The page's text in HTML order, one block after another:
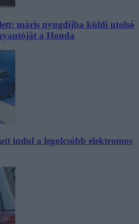
máris nyugdíjba küldi utolsó
a Honda
indul a legolcsóbb elektromos